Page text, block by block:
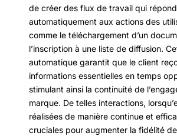
de créer des flux de travail qui
automatiquement aux actions des
comme le téléchargement d’un
l’inscription à une liste de diffusion.
automatique garantit que le client
informations essentielles en temps
stimulant ainsi la continuité de
marque. De telles interactions,
réalisées de manière continue et
cruciales pour augmenter la fidélité